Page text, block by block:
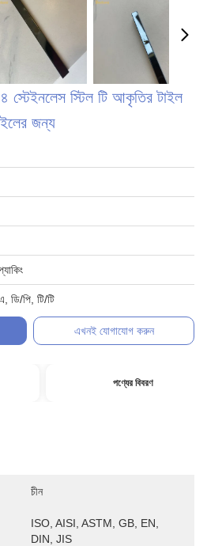
স্টেইনলেস স্টিল টি আকৃতির টাইল
জন্য
ডি/পি, টি/টি
এখনই যোগাযোগ করুন
পণ্যের বিবরণ
চীন
ISO, AISI, ASTM, GB, EN,
DIN, JIS